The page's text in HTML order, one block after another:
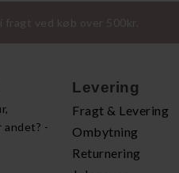
fragt ved køb over 500kr.
andet? -
Levering
Fragt & Levering
Ombytning
Returnering